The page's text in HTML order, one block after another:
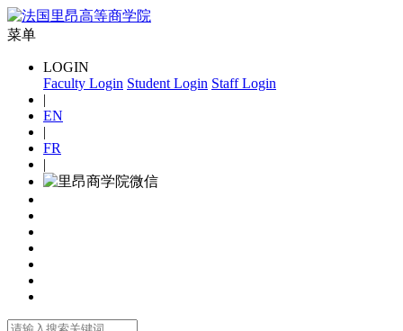
菜单
LOGIN
Faculty Login Student Login Staff Login
|
EN
|
FR
|